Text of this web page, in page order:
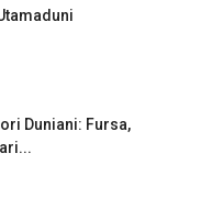
Duniani: Fursa,